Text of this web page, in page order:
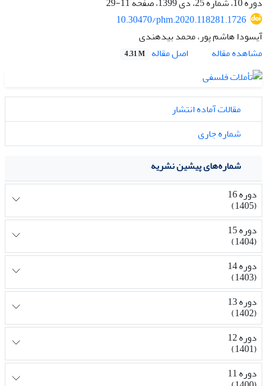
10.30470/phm.2020.118281.1726
آیسودا هاشم پور، محمد بیدهندی
مشاهده مقاله
اصل مقاله 4.31 M
مقالات آماده انتشار
شماره جاری
شماره‌های پیشین نشریه
دوره 16
(1405)
دوره 15
(1404)
دوره 14
(1403)
دوره 13
(1402)
دوره 12
(1401)
دوره 11